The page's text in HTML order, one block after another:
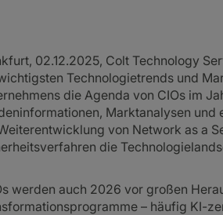
02.12.2025, Colt Technology
Technologietrends und
die Agenda von CIOs im
Marktanalysen
von Network as a
die
werden auch 2026 vor großen
– häufig KI-